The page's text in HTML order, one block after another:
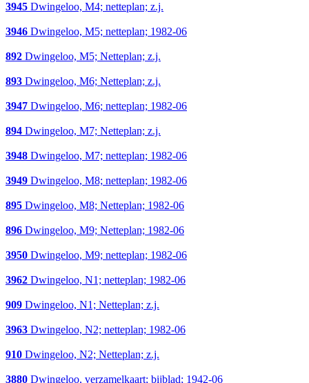
3945 Dwingeloo, M4; netteplan; z.j.
3946 Dwingeloo, M5; netteplan; 1982-06
892 Dwingeloo, M5; Netteplan; z.j.
893 Dwingeloo, M6; Netteplan; z.j.
3947 Dwingeloo, M6; netteplan; 1982-06
894 Dwingeloo, M7; Netteplan; z.j.
3948 Dwingeloo, M7; netteplan; 1982-06
3949 Dwingeloo, M8; netteplan; 1982-06
895 Dwingeloo, M8; Netteplan; 1982-06
896 Dwingeloo, M9; Netteplan; 1982-06
3950 Dwingeloo, M9; netteplan; 1982-06
3962 Dwingeloo, N1; netteplan; 1982-06
909 Dwingeloo, N1; Netteplan; z.j.
3963 Dwingeloo, N2; netteplan; 1982-06
910 Dwingeloo, N2; Netteplan; z.j.
3880 Dwingeloo, verzamelkaart; bijblad; 1942-06